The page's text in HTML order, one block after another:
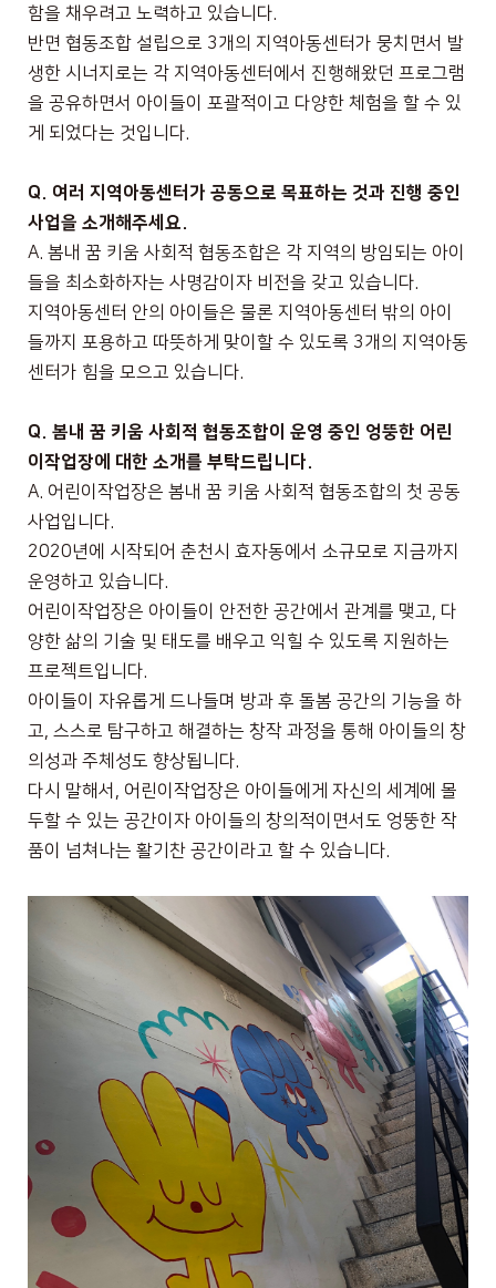
함을 채우려고 노력하고 있습니다.
반면 협동조합 설립으로 3개의 지역아동센터가 뭉치면서 발
생한 시너지로는 각 지역아동센터에서 진행해왔던 프로그램
을 공유하면서 아이들이 포괄적이고 다양한 체험을 할 수 있
게 되었다는 것입니다.
Q. 여러 지역아동센터가 공동으로 목표하는 것과 진행 중인
사업을 소개해주세요.
A. 봄내 꿈 키움 사회적 협동조합은 각 지역의 방임되는 아이
들을 최소화하자는 사명감이자 비전을 갖고 있습니다.
지역아동센터 안의 아이들은 물론 지역아동센터 밖의 아이
들까지 포용하고 따뜻하게 맞이할 수 있도록 3개의 지역아동
센터가 힘을 모으고 있습니다.
Q. 봄내 꿈 키움 사회적 협동조합이 운영 중인 엉뚱한 어린
이작업장에 대한 소개를 부탁드립니다.
A. 어린이작업장은 봄내 꿈 키움 사회적 협동조합의 첫 공동
사업입니다.
2020년에 시작되어 춘천시 효자동에서 소규모로 지금까지
운영하고 있습니다.
어린이작업장은 아이들이 안전한 공간에서 관계를 맺고, 다
양한 삶의 기술 및 태도를 배우고 익힐 수 있도록 지원하는
프로젝트입니다.
아이들이 자유롭게 드나들며 방과 후 돌봄 공간의 기능을 하
고, 스스로 탐구하고 해결하는 창작 과정을 통해 아이들의 창
의성과 주체성도 향상됩니다.
다시 말해서 , 어린이작업장은 아이들에게 자신의 세계에 몰
두할 수 있는 공간이자 아이들의 창의적이면서도 엉뚱한 작
품이 넘쳐나는 활기찬 공간이라고 할 수 있습니다.